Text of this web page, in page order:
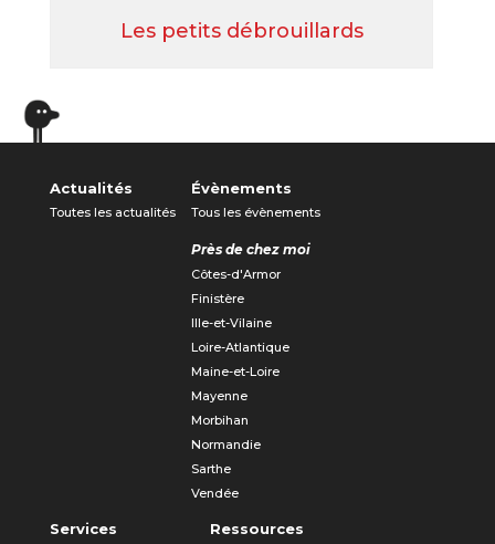
Les petits débrouillards
Actualités
Toutes les actualités
Évènements
Tous les évènements
Près de chez moi
Côtes-d'Armor
Finistère
Ille-et-Vilaine
Loire-Atlantique
Maine-et-Loire
Mayenne
Morbihan
Normandie
Sarthe
Vendée
Services Ressources